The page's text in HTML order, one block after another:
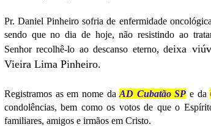
Pr. Daniel Pinheiro sofria de enfermidade
sendo que no dia de hoje, não resistindo ao
Senhor recolhê-lo ao descanso eterno, deixa
Vieira Lima Pinheiro.
Registramos as em nome daAD Cubatão SP e da
condolências, bem como os votos de que o
familiares, amigos e irmãos em Cristo.